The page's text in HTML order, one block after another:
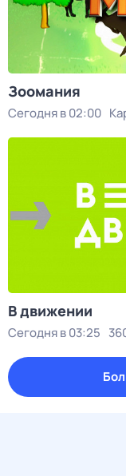
Зоомания
Сегодня в 02:00
В движении
Сегодня в 03:25